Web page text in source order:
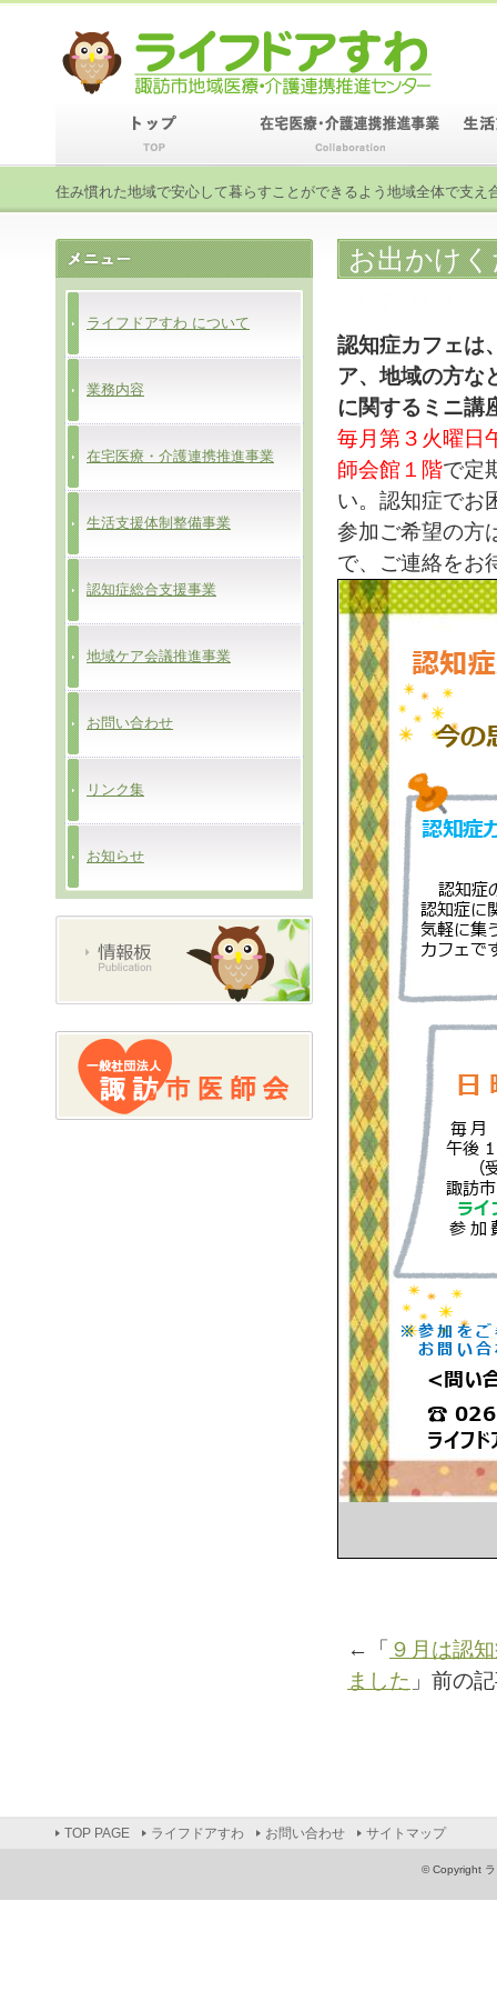
住み慣れた地域で安心して暮らすことができるよう地域全体で支え
お出かけ
認知症カフェは
ア、地域の方な
に関するミニ講
毎月第３火曜日
師会館１階で定
い。認知症でお
参加ご希望の方
で、ご連絡をお
←「 ９月は認
ました 」前の
ライフドアすわ について
業務内容
在宅医療・介護連携推進事業
生活支援体制整備事業
認知症総合支援事業
地域ケア会議推進事業
お問い合わせ
リンク集
お知らせ
TOP PAGE ライフドアすわ お問い合わせ サイトマップ
© Copyright